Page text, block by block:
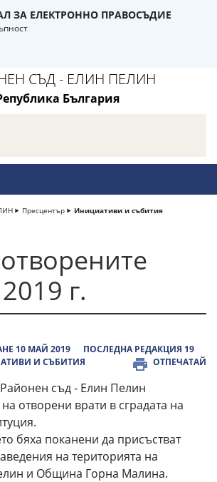
ЗА ЕЛЕКТРОННО ПРАВОСЪДИЕ
СЪД - ЕЛИН ПЕЛИН
България
Пресцентър Инициативи и събития
г.
10 МАЙ 2019
ПОСЛЕДНА РЕДАКЦИЯ 19
И СЪБИТИЯ ОТПЕЧАТАЙ
съд - Елин Пелин
отворени врати в сградата на
поканени да присъстват
на територията на
и Община Горна Малина.